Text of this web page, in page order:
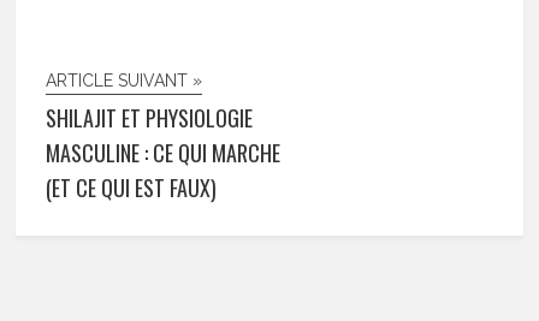
ARTICLE SUIVANT »
SHILAJIT ET PHYSIOLOGIE
MASCULINE : CE QUI MARCHE
(ET CE QUI EST FAUX)